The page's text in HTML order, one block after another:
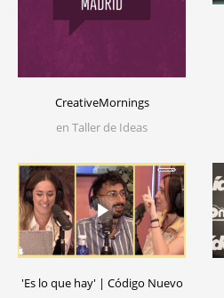
CreativeMornings
en Taller de Ideas
'Es lo que hay' | Código Nuevo